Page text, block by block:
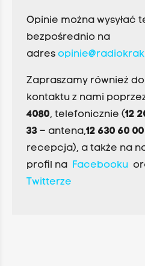
Opinie można wysyłać
bezpośrednio na
adres
Zapraszamy również do
kontaktu z nami poprzez
4080, telefonicznie (12
33– antena,12 630 60 00
recepcja), a także na
profil na Facebooku
Twitterze